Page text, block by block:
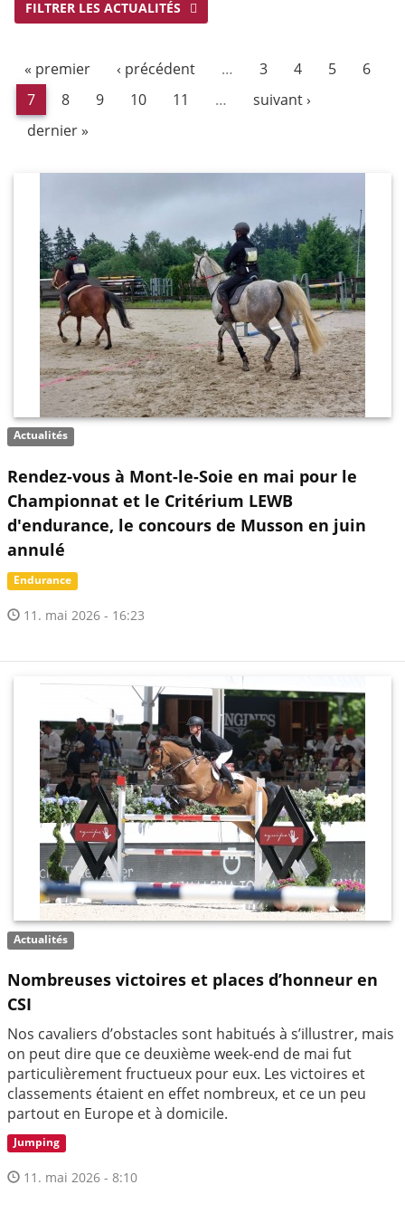
FILTRER LES ACTUALITÉS
« premier ‹ précédent … 3 4 5
6
7
8 9 10 11 …
suivant ›
dernier »
Actualités
Rendez-vous à Mont-le-Soie en mai pour le
Championnat et le Critérium LEWB
d'endurance, le concours de Musson en juin
annulé
Endurance
11. mai 2026 - 16:23
Actualités
Nombreuses victoires et places d’honneur en
CSI
Nos cavaliers d’obstacles sont habitués à s’illustrer, mais
on peut dire que ce deuxième week-end de mai fut
particulièrement fructueux pour eux. Les victoires et
classements étaient en effet nombreux, et ce un peu
partout en Europe et à domicile.
Jumping
11. mai 2026 - 8:10